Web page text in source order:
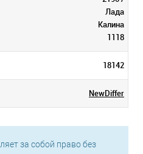
Лада
Калина
1118
18142
NewDiffer
за собой право без